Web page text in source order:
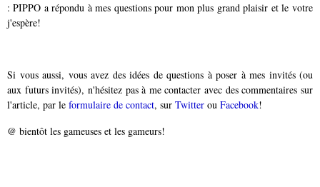
: PIPPO a répondu à mes questions pour mon plus grand plaisir et le votre
j'espère!
Si vous aussi, vous avez des idées de questions à poser à mes invités (ou
aux futurs invités), n'hésitez pas à me contacter avec des commentaires sur
l'article, par le formulaire de contact, sur Twitter ou Facebook!
@ bientôt les gameuses et les gameurs!